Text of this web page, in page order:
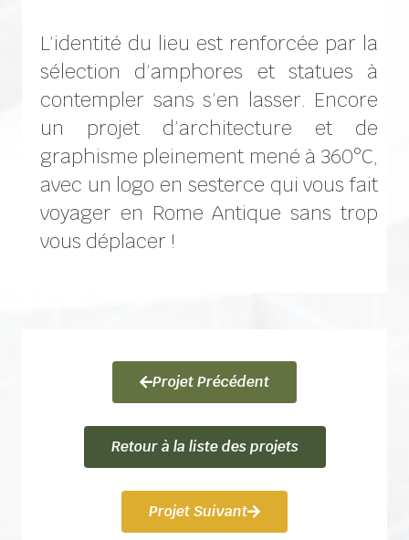
L’identité du lieu est renforcée par la
sélection d’amphores et statues à
contempler sans s’en lasser. Encore
un projet d’architecture et de
graphisme pleinement mené à 360°C,
avec un logo en sesterce qui vous fait
voyager en Rome Antique sans trop
vous déplacer !
Projet Précédent
Retour à la liste des projets
Projet Suivant